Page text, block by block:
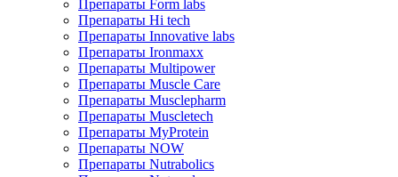
Препараты Form labs
Препараты Hi tech
Препараты Innovative labs
Препараты Ironmaxx
Препараты Multipower
Препараты Muscle Care
Препараты Musclepharm
Препараты Muscletech
Препараты MyProtein
Препараты NOW
Препараты Nutrabolics